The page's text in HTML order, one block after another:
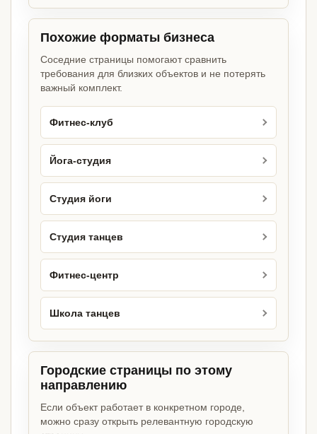
Похожие форматы бизнеса
Соседние страницы помогают сравнить
требования для близких объектов и не потерять
важный комплект.
Фитнес-клуб
Йога-студия
Студия йоги
Студия танцев
Фитнес-центр
Школа танцев
Городские страницы по этому
направлению
Если объект работает в конкретном городе,
можно сразу открыть релевантную городскую